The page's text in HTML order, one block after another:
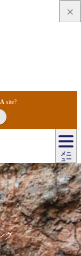
site?
メニ
ュー
グ